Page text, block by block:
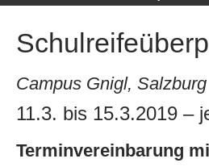
Campus Gnigl, Salzburg
11.3. bis 15.3.2019 –
Terminvereinbarung